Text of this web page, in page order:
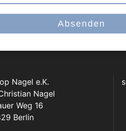
Absenden
Nagel e.K.
Nagel
Weg 16
Berlin